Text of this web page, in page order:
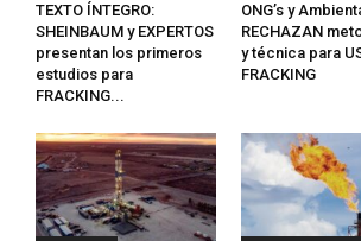
TEXTO ÍNTEGRO:
SHEINBAUM y EXPERTOS
presentan los primeros
estudios para
FRACKING...
ONG’s y
RECHAZAN
y técnica para
FRACKING